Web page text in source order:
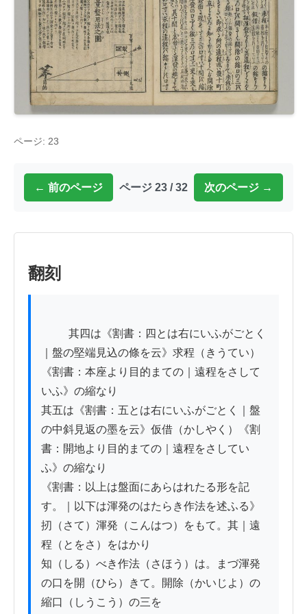
ページ: 23
← 前のページ ページ 23 / 32 次のページ →
翻刻
｜盤の堅端見込の條を云》求程（きうてい）
《割書：本座より目的まての｜遠程をさして
いふ》の縮なり
其五は《割書：五とは右にいふがごとく｜盤
の中斜見返の墨を云》仮借（かしやく）《割
書：開地より目的まての｜遠程をさしてい
ふ》の縮なり
《割書：以上は盤面にあらはれたる形を記
す。｜以下は渾発のはたらき作法を述ふる》
扨（さて）渾発（こんはつ）をもて。其｜遠
程（とをさ）をはかり
知（しる）べき作法（さほう）は。まづ渾発
の口を開（ひら）きて。開除（かいじよ）の
縮口（しうこう）の三を